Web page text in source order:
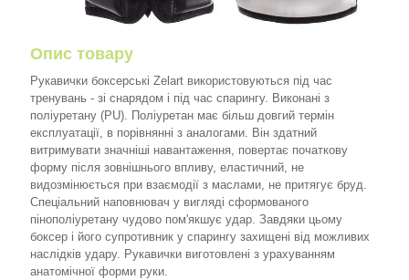
Опис товару
Рукавички боксерські Zelart використовуються під час
тренувань - зі снарядом і під час спарингу. Виконані з
поліуретану (PU). Поліуретан має більш довгий термін
експлуатації, в порівнянні з аналогами. Він здатний
витримувати значніші навантаження, повертає початкову
форму після зовнішнього впливу, еластичний, не
видозмінюється при взаємодії з маслами, не притягує бруд.
Спеціальний наповнювач у вигляді сформованого
пінополіуретану чудово пом'якшує удар. Завдяки цьому
боксер і його супротивник у спарингу захищені від можливих
наслідків удару. Рукавички виготовлені з урахуванням
анатомічної форми руки.